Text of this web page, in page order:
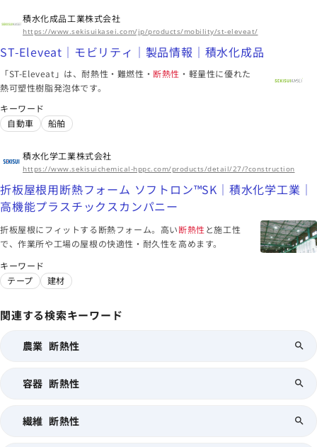
東京都
旭化成株式会社
難燃性・断熱性を有し、薄肉成形可能な発泡ビーズ | サンフォ
ース® | Asahi Kasei Mobility
UL94規格V-0難燃・断熱エンプラ発泡体 | サンフォース® | 旭
化成 エンプラ総合情報サイト
ネオマフォーム | Asahi Kasei Mobility
エンジン
アジア、北米、欧州、オセアニア
積水化成品工業株式会社
ST-Eleveat｜モビリティ｜製品情報｜積水化成品
ST-Eleveat｜モビリティ｜製品情報｜積水化成品
フレッシュキーパー｜食｜製品情報｜積水化成品
船舶 エレクトロニクス
海外拠点
このメーカーに絞り込む（21）
東京都
積水化成品工業株式会社
https://www.sekisuikasei.com/jp/products/mobility/st-eleveat/
ST-Eleveat｜モビリティ｜製品情報｜積水化成品
「ST-Eleveat」は、耐熱性・難燃性・ 断熱性 ・軽量性に優れた
熱可塑性樹脂発泡体です。
キーワード
自動車
船舶
積水化学工業株式会社
https://www.sekisuichemical-hppc.com/products/detail/27/?construction
折板屋根用断熱フォーム ソフトロン™SK｜積水化学工業｜
高機能プラスチックスカンパニー
折板屋根にフィットする断熱フォーム。高い断熱性 と施工性
で、作業所や工場の屋根の快適性・耐久性を高めます。
キーワード
テープ
建材
関連する検索キーワード
農業 断熱性
容器 断熱性
繊維 断熱性